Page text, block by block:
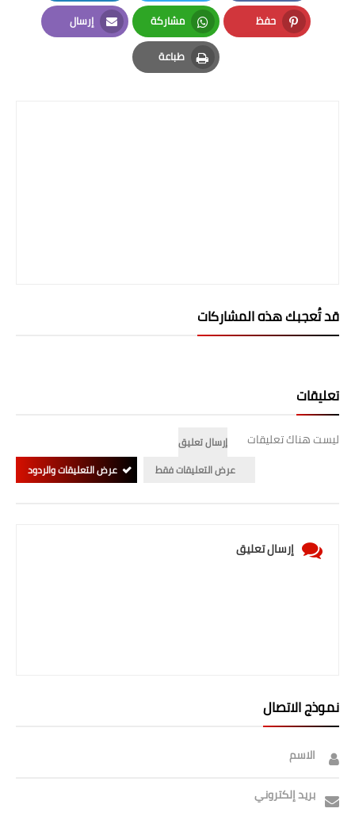
المرحلة الاعدادية
ملازم دراسية
الجامعات
Facebook
Twitter
LinkedIn
حفظ
Pinterest
مشاركة
Whatsapp
إرسال
Email
طباعة
Print
قد تُعجبك هذه المشاركات
تعليقات
ليست هناك تعليقات
إرسال تعليق
عرض التعليقات فقط
عرض التعليقات والردود
إرسال تعليق
نموذج الاتصال
الاسم
بريد إلكتروني